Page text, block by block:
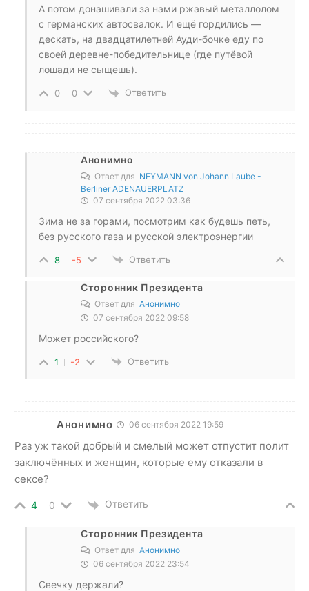
А потом донашивали за нами ржавый металлолом
с германских автосвалок. И ещё гордились —
дескать, на двадцатилетней Ауди-бочке еду по
своей деревне-победительнице (где путёвой
лошади не сыщешь).
0 0 Ответить
Анонимно
Ответ для NEYMANN von Johann Laube -
Berliner ADENAUERPLATZ
07 сентября 2022 03:36
Зима не за горами, посмотрим как будешь петь,
без русского газа и русской электроэнергии
8 -5 Ответить
Сторонник Президента
Ответ для Анонимно
07 сентября 2022 09:58
Может российского?
1 -2 Ответить
Анонимно 06 сентября 2022 19:59
Раз уж такой добрый и смелый может отпустит полит
заключённых и женщин, которые ему отказали в
сексе?
4 0 Ответить
Сторонник Президента
Ответ для Анонимно
06 сентября 2022 23:54
Свечку держали?